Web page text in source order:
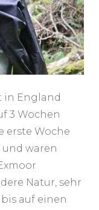
in England
3 Wochen
erste Woche
waren
Natur, sehr
auf einen